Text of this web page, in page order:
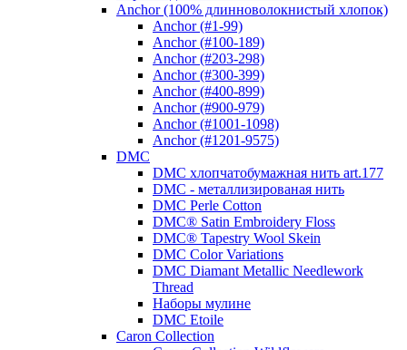
Anchor (100% длинноволокнистый хлопок)
Anchor (#1-99)
Anchor (#100-189)
Anchor (#203-298)
Anchor (#300-399)
Anchor (#400-899)
Anchor (#900-979)
Anchor (#1001-1098)
Anchor (#1201-9575)
DMC
DMC хлопчатобумажная нить art.177
DMC - металлизированая нить
DMC Perle Cotton
DMC® Satin Embroidery Floss
DMC® Tapestry Wool Skein
DMC Color Variations
DMC Diamant Metallic Needlework
Thread
Наборы мулине
DMC Etoile
Caron Collection